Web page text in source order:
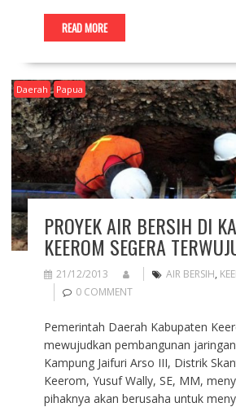
READ MORE
Daerah Papua
PROYEK AIR BERSIH DI
KEEROM SEGERA
21/12/2013 AIR BERSIH,
0 COMMENT
Pemerintah Daerah Kabupaten
mewujudkan pembangunan
Kampung Jaifuri Arso III, Distrik
Keerom, Yusuf Wally, SE, MM,
pihaknya akan berusaha untuk